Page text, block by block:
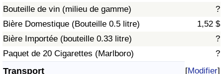
Bouteille de vin (milieu de gamme)
?
Bière Domestique (Bouteille 0.5 litre)
1,52 $
Bière Importée (bouteille 0.33 litre)
?
Paquet de 20 Cigarettes (Marlboro)
?
Transport [Modifier]
Indice de Trafic (Actuel)
Indice de Trafic par Pays